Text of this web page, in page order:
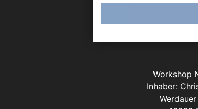
Workshop
Inhaber: